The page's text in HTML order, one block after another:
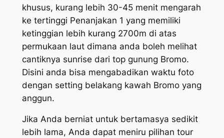
khusus, kurang lebih 30-45 menit mengarah
ke tertinggi Penanjakan 1 yang memiliki
ketinggian lebih kurang 2700m di atas
permukaan laut dimana anda boleh melihat
cantiknya sunrise dari top gunung Bromo.
Disini anda bisa mengabadikan waktu foto
dengan setting belakang kawah Bromo yang
anggun.
Jika Anda berniat untuk bertamasya sedikit
lebih lama, Anda dapat meniru pilihan tour